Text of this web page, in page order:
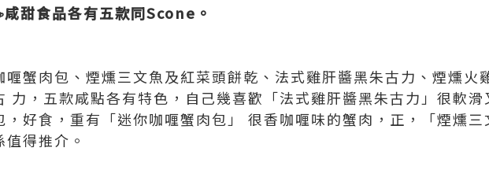
咸甜食品各有五款同Scone。
喱蟹肉包、煙燻三文魚及紅菜頭餅乾、法式雞肝醬黑朱古力、煙燻火
力，五款咸點各有特色，自己幾喜歡「法式雞肝醬黑朱古力」很軟滑
，好食，重有「迷你咖喱蟹肉包」 很香咖喱味的蟹肉，正，「煙燻三
得推介。